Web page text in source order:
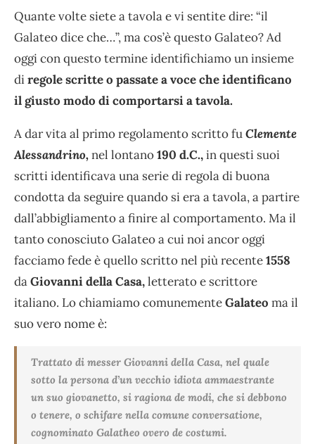
Quante volte siete a tavola e vi sentite dire: “il
Galateo dice che…”, ma cos’è questo Galateo? Ad
oggi con questo termine identifichiamo un insieme
diregole scritte o passate a voce che identificano
il giusto modo di comportarsi a tavola.
A dar vita al primo regolamento scritto fuClemente
Alessandrino,nel lontano190 d.C.,in questi suoi
scritti identificava una serie di regola di buona
condotta da seguire quando si era a tavola, a partire
dall’abbigliamento a finire al comportamento. Ma il
tanto conosciuto Galateo a cui noi ancor oggi
facciamo fede è quello scritto nel più recente1558
daGiovanni della Casa,letterato e scrittore
italiano. Lo chiamiamo comunementeGalateo ma il
suo vero nome è:
Trattato di messer Giovanni della Casa, nel quale
sotto la persona d’un vecchio idiota ammaestrante
un suo giovanetto, si ragiona de modi, che si debbono
o tenere, o schifare nella comune conversatione,
cognominato Galatheo overo de costumi.